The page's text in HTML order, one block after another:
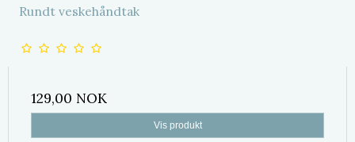
Rundt veskehåndtak
129,00 NOK
Vis produkt